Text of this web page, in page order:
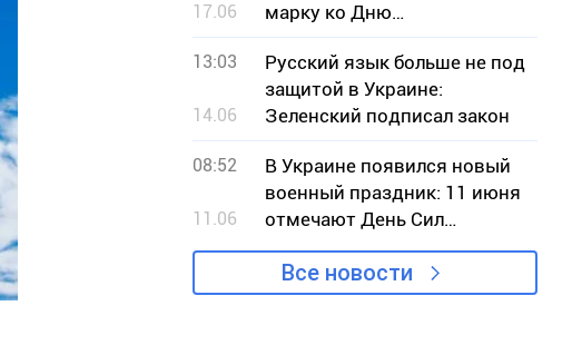
17.06
марку ко Дню
Независимости Украины
13:03
14.06
Русский язык больше не под
защитой в Украине:
Зеленский подписал закон
08:52
11.06
В Украине появился новый
военный праздник: 11 июня
отмечают День Сил
беспилотных систем
Все новости